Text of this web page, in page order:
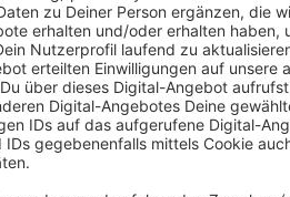
die Mitarbeiter vom
Ab nächster Woche gehen die
nächsten Woche verstärkt in
die Personalien von
Die Kontrolleure sind in zivil
in Zügen und S-